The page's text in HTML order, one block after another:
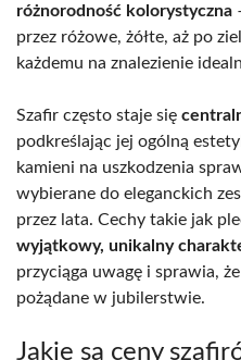
różnorodność kolorystyczna
przez różowe, żółte, aż po
każdemu na znalezienie
Szafir często staje się
podkreślając jej ogólną
kamieni na uszkodzenia
wybierane do eleganckich
przez lata. Cechy takie jak
wyjątkowy, unikalny
przyciąga uwagę i sprawia,
pożądane w jubilerstwie.
Jakie są ceny